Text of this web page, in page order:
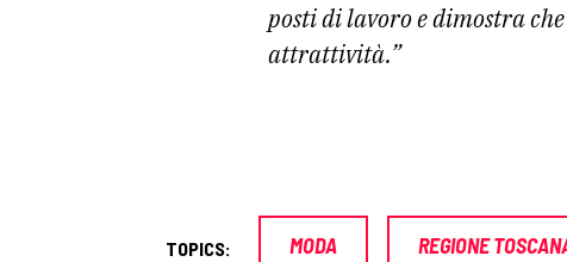
posti di lavoro e dimostra
attrattività.”
TOPICS: MODA REGIONE